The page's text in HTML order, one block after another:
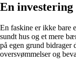
En investering
En faskine er ikke bare
sundt hus og et mere
på egen grund bidrager
oversvømmelser og